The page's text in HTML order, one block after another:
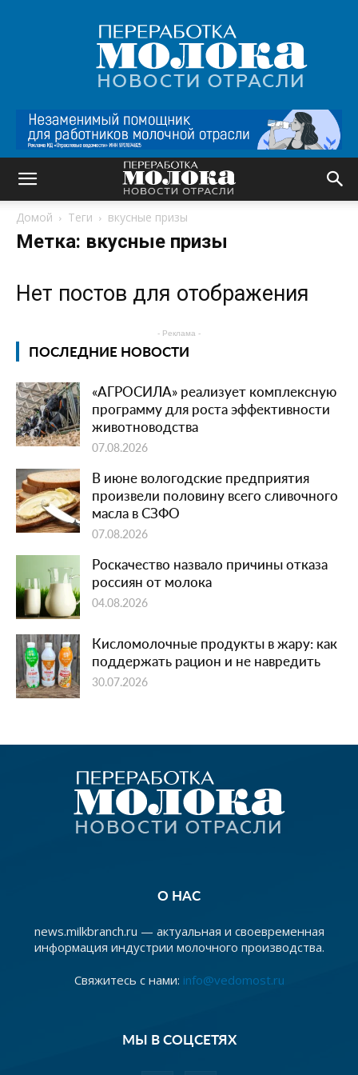
Переработка
молока
|
Новости
Домой Теги вкусные призы
Метка: вкусные призы
Нет постов для отображения
- Реклама -
ПОСЛЕДНИЕ НОВОСТИ
«АГРОСИЛА» реализует комплексную
программу для роста эффективности
животноводства
07.08.2026
В июне вологодские предприятия
произвели половину всего сливочного
масла в СЗФО
07.08.2026
Роскачество назвало причины отказа
россиян от молока
04.08.2026
Кисломолочные продукты в жару: как
поддержать рацион и не навредить
30.07.2026
О НАС
news.milkbranch.ru — актуальная и своевременная
информация индустрии молочного производства.
Свяжитесь с нами: info@vedomost.ru
МЫ В СОЦСЕТЯХ